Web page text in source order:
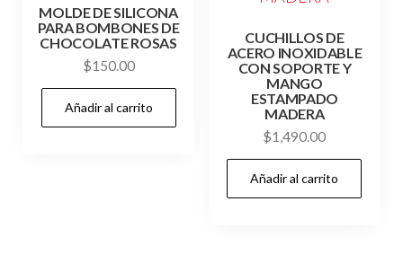
MOLDE DE SILICONA
PARA BOMBONES DE
CHOCOLATE ROSAS
$150.00
Añadir al carrito
CUCHILLOS DE
ACERO INOXIDABLE
CON SOPORTE Y
MANGO
ESTAMPADO
MADERA
$1,490.00
Añadir al carrito